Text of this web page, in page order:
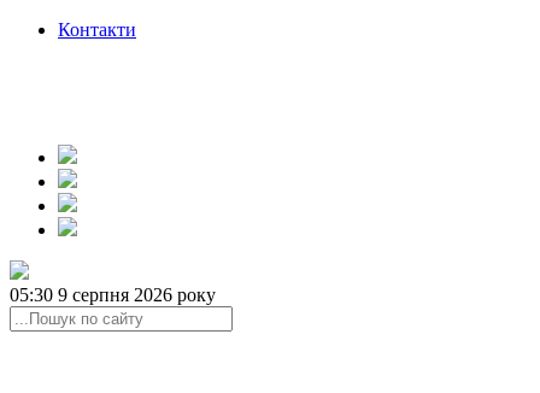
Контакти
05:30 9 серпня 2026 року